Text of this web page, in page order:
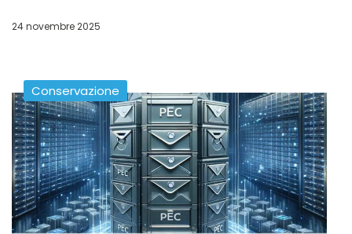
24 novembre 2025
Conservazione